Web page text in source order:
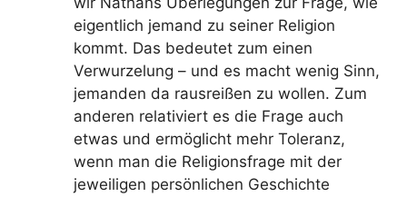
eigentlich jemand zu seiner Religion
kommt. Das bedeutet zum einen
Verwurzelung – und es macht wenig Sinn,
jemanden da rausreißen zu wollen. Zum
anderen relativiert es die Frage auch
etwas und ermöglicht mehr Toleranz,
wenn man die Religionsfrage mit der
jeweiligen persönlichen Geschichte